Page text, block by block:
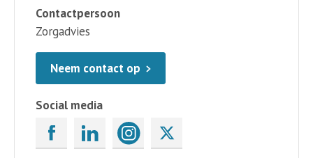
Contactpersoon
Zorgadvies
Neem contact op
Social media